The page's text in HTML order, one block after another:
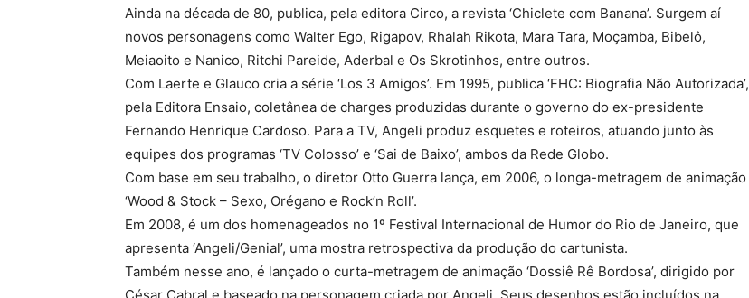
Ainda na década de 80, publica, pela editora Circo, a revista ‘Chiclete com Banana’. Surgem aí
novos personagens como Walter Ego, Rigapov, Rhalah Rikota, Mara Tara, Moçamba, Bibelô,
Meiaoito e Nanico, Ritchi Pareide, Aderbal e Os Skrotinhos, entre outros.
Com Laerte e Glauco cria a série ‘Los 3 Amigos’. Em 1995, publica ‘FHC: Biografia Não Autorizada’,
pela Editora Ensaio, coletânea de charges produzidas durante o governo do ex-presidente
Fernando Henrique Cardoso. Para a TV, Angeli produz esquetes e roteiros, atuando junto às
equipes dos programas ‘TV Colosso’ e ‘Sai de Baixo’, ambos da Rede Globo.
Com base em seu trabalho, o diretor Otto Guerra lança, em 2006, o longa-metragem de animação
‘Wood & Stock – Sexo, Orégano e Rock’n Roll’.
Em 2008, é um dos homenageados no 1º Festival Internacional de Humor do Rio de Janeiro, que
apresenta ‘Angeli/Genial’, uma mostra retrospectiva da produção do cartunista.
Também nesse ano, é lançado o curta-metragem de animação ‘Dossiê Rê Bordosa’, dirigido por